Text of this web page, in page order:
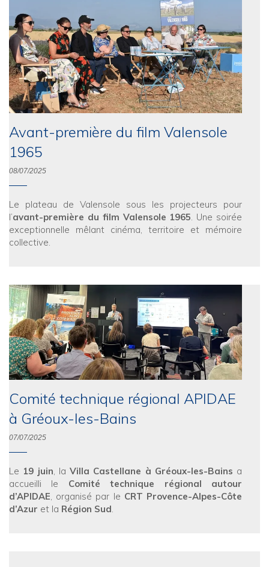
Avant-première du film Valensole
1965
08/07/2025
Le plateau de Valensole sous les projecteurs pour
l’avant-première du film Valensole 1965. Une soirée
exceptionnelle mêlant cinéma, territoire et mémoire
collective.
Comité technique régional APIDAE
à Gréoux-les-Bains
07/07/2025
Le 19 juin, la Villa Castellane à Gréoux-les-Bains a
accueilli le Comité technique régional autour
d’APIDAE, organisé par le CRT Provence-Alpes-Côte
d’Azur et la Région Sud.